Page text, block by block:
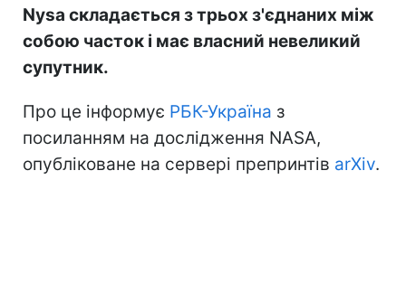
Nysa складається з трьох з'єднаних між
собою часток і має власний невеликий
супутник.
Про це інформує РБК-Україна з
посиланням на дослідження NASA,
опубліковане на сервері препринтів arXiv.